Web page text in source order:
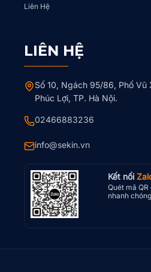
Liên Hệ
LIÊN HỆ
Số 10, Ngách 95/86, Phố Vũ
Phúc Lợi, TP. Hà Nội.
02466883236
info@sekin.vn
Kết nối
Quét mã
nhanh